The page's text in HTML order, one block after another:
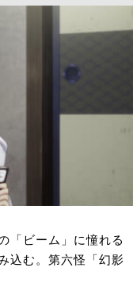
「ビーム」に憧れる
込む。第六怪「幻影